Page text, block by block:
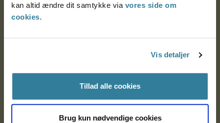
kan altid ændre dit samtykke via vores side om
cookies.
Vis detaljer
Tillad alle cookies
Brug kun nødvendige cookies
Ankestyrelsen København
Om Ankestyrelsen